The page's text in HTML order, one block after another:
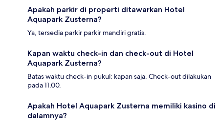
Apakah parkir di properti ditawarkan Hotel
Aquapark Zusterna?
Ya, tersedia parkir parkir mandiri gratis.
Kapan waktu check-in dan check-out di Hotel
Aquapark Zusterna?
Batas waktu check-in pukul: kapan saja. Check-out dilakukan
pada 11.00.
Apakah Hotel Aquapark Zusterna memiliki kasino di
dalamnya?